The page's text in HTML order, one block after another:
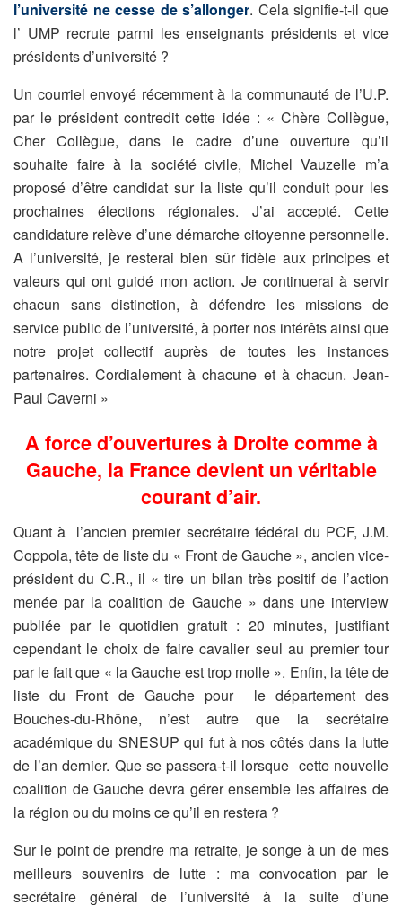
l’université ne cesse de s’allonger. Cela signifie-t-il que
l’ UMP recrute parmi les enseignants présidents et vice
présidents d’université ?
Un courriel envoyé récemment à la communauté de l’U.P.
par le président contredit cette idée : « Chère Collègue,
Cher Collègue, dans le cadre d’une ouverture qu’il
souhaite faire à la société civile, Michel Vauzelle m’a
proposé d’être candidat sur la liste qu’il conduit pour les
prochaines élections régionales. J’ai accepté. Cette
candidature relève d’une démarche citoyenne personnelle.
A l’université, je resterai bien sûr fidèle aux principes et
valeurs qui ont guidé mon action. Je continuerai à servir
chacun sans distinction, à défendre les missions de
service public de l’université, à porter nos intérêts ainsi que
notre projet collectif auprès de toutes les instances
partenaires. Cordialement à chacune et à chacun. Jean-
Paul Caverni »
A force d’ouvertures à Droite comme à
Gauche, la France devient un véritable
courant d’air.
Quant à l’ancien premier secrétaire fédéral du PCF, J.M.
Coppola, tête de liste du « Front de Gauche », ancien vice-
président du C.R., il « tire un bilan très positif de l’action
menée par la coalition de Gauche » dans une interview
publiée par le quotidien gratuit : 20 minutes, justifiant
cependant le choix de faire cavalier seul au premier tour
par le fait que « la Gauche est trop molle ». Enfin, la tête de
liste du Front de Gauche pour le département des
Bouches-du-Rhône, n’est autre que la secrétaire
académique du SNESUP qui fut à nos côtés dans la lutte
de l’an dernier. Que se passera-t-il lorsque cette nouvelle
coalition de Gauche devra gérer ensemble les affaires de
la région ou du moins ce qu’il en restera ?
Sur le point de prendre ma retraite, je songe à un de mes
meilleurs souvenirs de lutte : ma convocation par le
secrétaire général de l’université à la suite d’une